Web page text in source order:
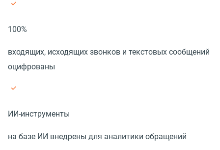
100%
входящих, исходящих звонков и текстовых сообщений
оцифрованы
ИИ-инструменты
на базе ИИ внедрены для аналитики обращений